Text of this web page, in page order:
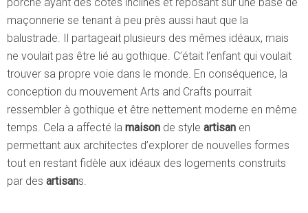
porche ayant des côtés inclinés et reposant sur une base de
maçonnerie se tenant à peu près aussi haut que la
balustrade. Il partageait plusieurs des mêmes idéaux, mais
ne voulait pas être lié au gothique. C’était l’enfant qui voulait
trouver sa propre voie dans le monde. En conséquence, la
conception du mouvement Arts and Crafts pourrait
ressembler à gothique et être nettement moderne en même
temps. Cela a affecté la maison de style artisan en
permettant aux architectes d’explorer de nouvelles formes
tout en restant fidèle aux idéaux des logements construits
par des artisans.